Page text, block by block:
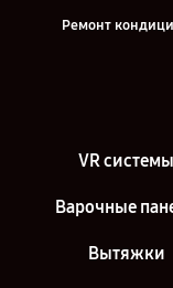
Ремонт
VR системы
Варочные
Вытяжки